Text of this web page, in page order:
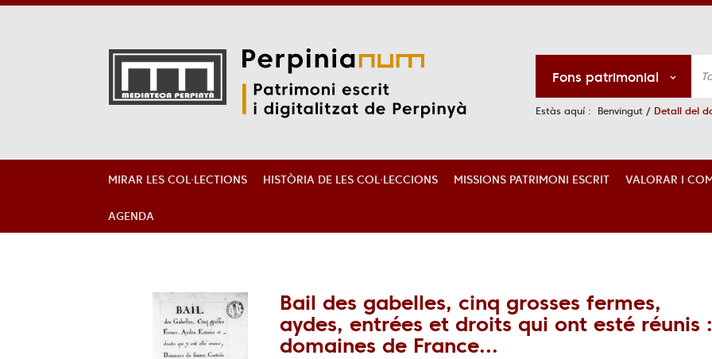
menu
contenu
la
recherche
Fons patrimonial
Estàs aquí : Benvingut / Detall del
MIRAR LES COL·LECTIONS HISTÒRIA DE LES COL·LECCIONS MISSIONS PATRIMONI ESCRIT VALORAR I
AGENDA
Bail des gabelles, cinq grosses fermes,
aydes, entrées et droits qui ont esté réunis :
domaines de France...